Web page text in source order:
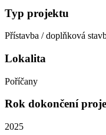
Typ projektu
Přístavba / doplňková
Lokalita
Poříčany
Rok dokončení
2025